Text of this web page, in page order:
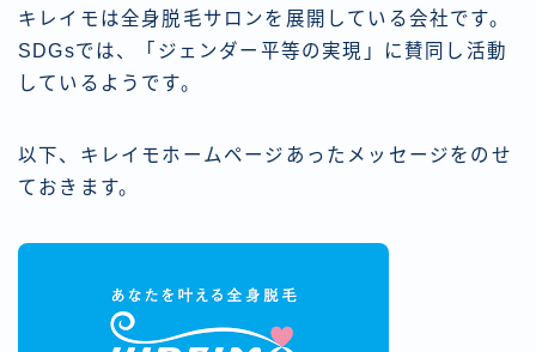
キレイモは全身脱毛サロンを展開している会社です。
SDGsでは、「ジェンダー平等の実現」に賛同し活動
しているようです。
以下、キレイモホームページあったメッセージをのせ
ておきます。